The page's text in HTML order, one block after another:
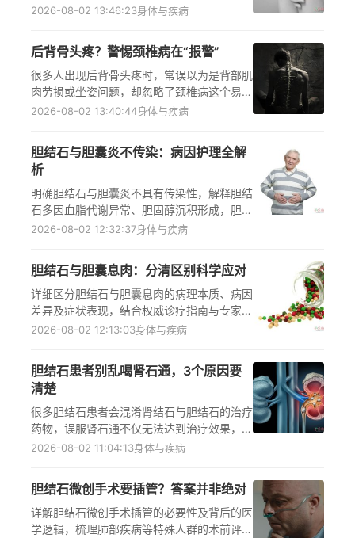
围组织与神经、刺激膈肌触发神经牵涉反应、
提醒出现相关症状需及时前往正规医疗机构就
诊，通过详细检查明确病因后遵医嘱处理，避
免自行判断延误病情。
2026-08-02 13:46:23身体与疾病
后背骨头疼？警惕颈椎病在“报警”
很多人出现后背骨头疼时，常误以为是背部肌
肉劳损或坐姿问题，却忽略了颈椎病这个易被
忽视的常见诱因。详细解析颈椎病引发后背骨
劳、颈椎稳定性破坏导致脊柱力学失衡，同时
提醒出现相关症状后需及时到正规医疗机构就
诊，遵循医嘱排查病因、规范治疗，避免自行
判断或不当处理延误病情。
2026-08-02 13:40:44身体与疾病
胆结石与胆囊炎不传染：病因护理全解
析
明确胆结石与胆囊炎不具有传染性，解释胆结
石多因血脂代谢异常、胆固醇沉积形成，胆囊
炎常由胆结石刺激引发，二者病因与传染病存
读者正确认知疾病、做好健康防护并降低急性
发作风险。
2026-08-02 12:32:37身体与疾病
胆结石与胆囊息肉：分清区别科学应对
详细区分胆结石与胆囊息肉的病理本质、病因
差异及症状表现，结合权威诊疗指南与专家共
识，解读无症状患者的定期观察要点、有症状
囊问题，避免延误就医或过度治疗
2026-08-02 12:13:03身体与疾病
胆结石患者别乱喝肾石通，3个原因要
清楚
很多胆结石患者会混淆肾结石与胆结石的治疗
药物，误服肾石通不仅无法达到治疗效果，还
可能延误病情或引发不适，从胆道与泌尿系统
石患者的原因，同时引导患者遵循权威指南，
咨询医生后选择合适的治疗方案，日常做好饮
食调理与定期复查以降低结石发作风险。
2026-08-02 11:04:13身体与疾病
胆结石微创手术要插管？答案并非绝对
详解胆结石微创手术插管的必要性及背后的医
学逻辑，梳理肺部疾病等特殊人群的术前评估